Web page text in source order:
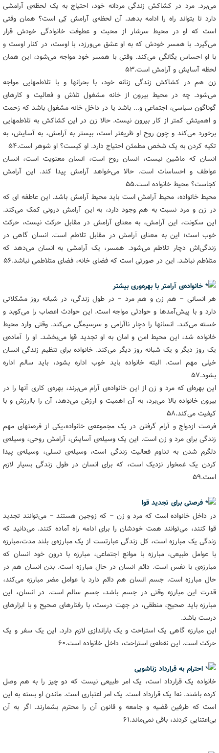
می‌برد. مرد در کشاکش زندگی مردانه خود، احتیاج به یک لحظه‌ی آرامشی
دارد تا بتواند راه را ادامه بدهد. آن لحظه‌ی آرامش کِی است؟ همان وقتی
است که او در محیط سرشار از محبت و عطوفت خانوادگی خودش قرار
می‌گیرد. با همسر خودش که به او عشق می‌ورزد، با اوست، در کنار اوست و
با او احساس یگانگی می‌کند. وقتی با همسر خود مواجه می‌شود، این همان
لحظه آسایش و آرامش است.۵۳
زن هم در کشاکش زندگی زنانه خود، با بحرانها و با تلاطمهایی مواجه
می‌شود. چه در محیط بیرون از خانه مشغول تلاش و فعالیت و کارهای
گوناگون سیاسی، اجتماعی و... باشد یا در داخل خانه مشغول باشد که زحمت
و اهمیتش کمتر از کار بیرون نیست. حالا زن در این کشاکش به تلاطمهایی
برخورد می‌کند و چون روح او ظریفتر است، بیستر به آرامش، به آسایش، به
تکیه کردن به یک شخص مطمئن احتیاج دارد. او کیست؟ او شوهر است.۵۴
انسان که ماشین نیست، انسان روح است، انسان معنویت است، انسان
عواطف و احساسات است. حالا می‌خواهد آرامش پیدا کند. این آرامش
کجاست؟ محیط خانواده است.۵۵
محیط خانواده، محیط آرامش است باید محیط آرامش باشد. این عاطفه ‌ای که
در زن و مرد نسبت به هم وجود دارد، به این آرامش درونی کمک می‌کند.
این سکونت، این آرامش، به معنای آرامش در مقابل حرکت نیست، حرکت
خوب است؛ این به معنای آرامش در مقابل تلاطم است. انسان گاهی در
زندگی‌اش دچار تلاطم می‌شود. همسر، یک آرامشی به انسان می‌دهد که
متلاطم نباشد. این در صورتی است که فضای خانه، فضای متلاطمی نباشد.۵۶
خانواده‌ی آرامتر با بهره‌وری بیشتر
هر انسانی – هم زن و هم مرد – در طول زندگی، در شبانه روز مشکلاتی
دارد و با پیش‌آمدها و حوادثی مواجه است. این حوادث اعصاب را می‌کوبد و
خسته می‌کند. انسانها را دچار ناآرامی و سرسیمگی می‌کند. وقتی وارد محیط
خانواده شد، این محیط امن و امان به او تجدید قوا می‌بخشد. او را آماده‌ی
یک روز دیگر و یک شبانه روز دیگر می‌کند. خانواده برای تنظیم زندگی انسان
خیلی مهم است. البته خانواده باید خوب اداره بشود، باید سالم اداره
بشود.۵۷
این بهره‌ای که مرد و زن از این خانواده‌ی آرام می‌برند، بهره‌ی کاری آنها را در
بیرون خانواده بالا می‌برد، به آن اهمیت و ارزش می‌دهد، آن را باارزش و با
کیفیت می‌کند.۵۸
فرصت ازدواج و آرام گرفتن در یک مجموعه‌ی خانواده،‌یکی از فرصتهای مهم
زندگی برای مرد و زن است. این یک وسیله‌ی آسایش، آرامش روحی، وسیله‌ی
دلگرم شدن به تداوم فعالیت زندگی است، وسیله‌ی تسلی، وسیله‌ی پیدا
کردن یک غمخوار نزدیک است، که برای انسان در طول زندگی بسیار لازم
است.۵۹
فرصتی برای تجدید قوا
در داخل خانواده است که مرد و زن – که زوجین هستند – می‌توانند تجدید
قوا کنند، می‌توانند همت خودشان را برای ادامه راه آماده کنند. می‌دانید که
زندگی یک مبارزه است، کل زندگی عبارتست از یک مبارزه‌ی بلند مدت،مبارزه
با عوامل طبیعی، مبارزه با موانع اجتماعی، مبارزه با درون خود انسان که
مبارزه‌ی با نفس است. دائم انسان در حال مبارزه است. بدن انسان هم در
حال مبارزه است. جسم انسان هم دائم دارد با عوامل مضر مبارزه می‌کند،
قدرت این مبارزه وقتی در جسم باشد، جسم سالم است. در انسان، این
مبارزه باید صحیح، منطقی، در جهت درست، با رفتارهای صحیح و با ابزارهای
درست باشد.
این مبارزه گاهی یک استراحت و یک باراندازی لازم دارد. این یک سفر و یک
حرکت است. این نقطه‌ی استراحت، داخل خانواده است.۶۰
احترام به قرارداد زناشویی
خانواده یک قرارداد است، یک امر طبیعی نیست که دو چیز را به هم وصل
کرده باشند. نه! یک قرارداد است. یک امر اعتباری است. ماندن او بسته به این
است که طرفین قضیه و جامعه و قانون آن را محترم بشمارند. اگر به آن
بی‌اعتنایی کردند، باقی نمی‌ماند.۶۱